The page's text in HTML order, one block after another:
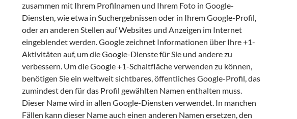
zusammen mit Ihrem Profilnamen und Ihrem Foto in Google-
Diensten, wie etwa in Suchergebnissen oder in Ihrem Google-Profil,
oder an anderen Stellen auf Websites und Anzeigen im Internet
eingeblendet werden. Google zeichnet Informationen über Ihre +1-
Aktivitäten auf, um die Google-Dienste für Sie und andere zu
verbessern. Um die Google +1-Schaltfläche verwenden zu können,
benötigen Sie ein weltweit sichtbares, öffentliches Google-Profil, das
zumindest den für das Profil gewählten Namen enthalten muss.
Dieser Name wird in allen Google-Diensten verwendet. In manchen
Fällen kann dieser Name auch einen anderen Namen ersetzen, den